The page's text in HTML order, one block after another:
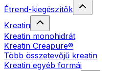
Étrend-kiegészítők
Kreatin
Kreatin monohidrát
Kreatin Creapure®
Több összetevőjű kreatin
Kreatin egyéb formái